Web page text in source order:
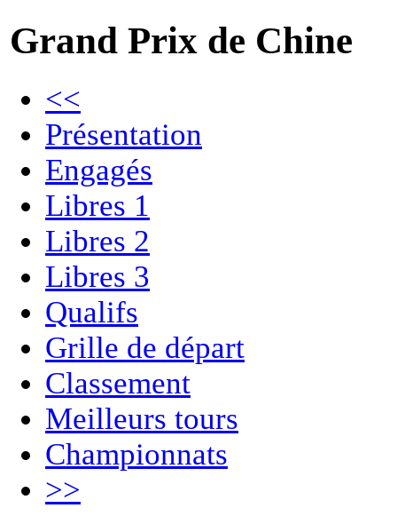
Grand Prix de Chine
<<
Présentation
Engagés
Libres 1
Libres 2
Libres 3
Qualifs
Grille de départ
Classement
Meilleurs tours
Championnats
>>